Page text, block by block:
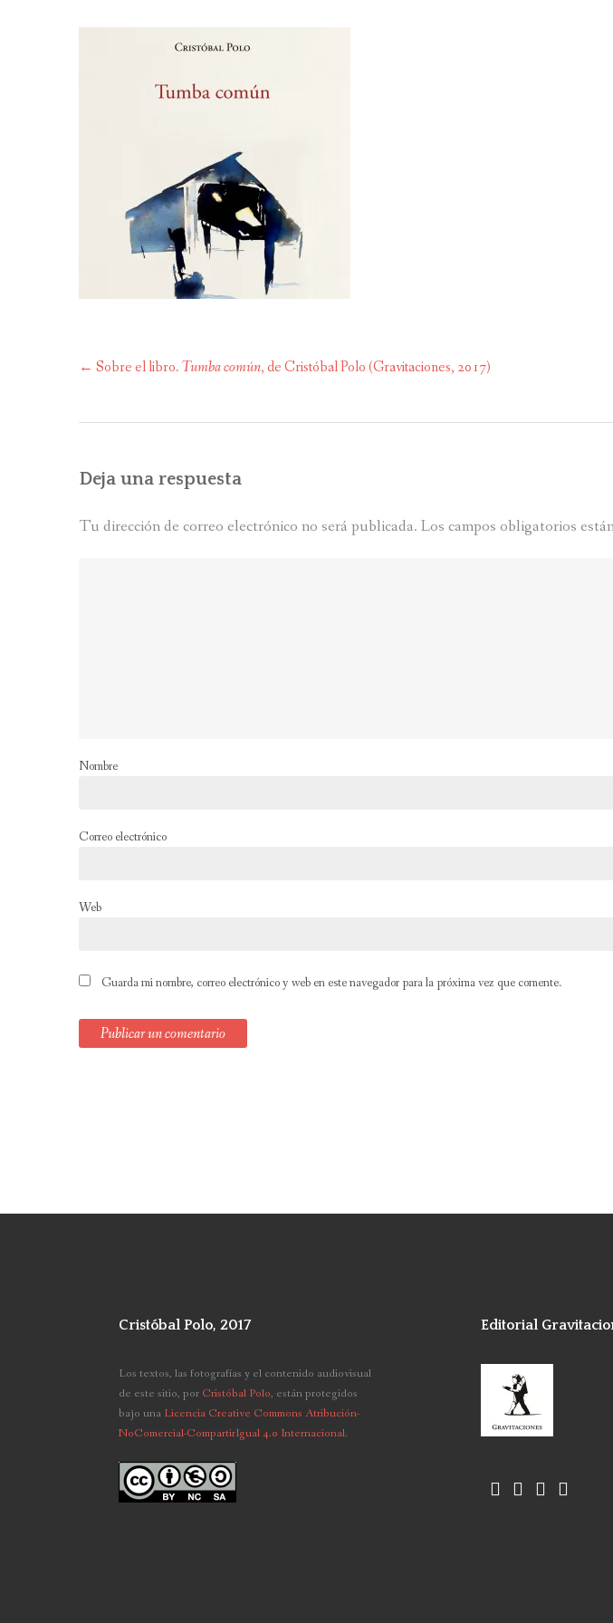
Navegación
← Sobre el libro.Tumba común, de Cristóbal Polo (Gravitaciones, 2017)
Deja una respuesta
Tu dirección de correo electrónico no será publicada. Los campos obligatorios
Nombre
Correo electrónico
Web
Guarda mi nombre, correo electrónico y web en este navegador para la próxima vez que comente.
Cristóbal Polo, 2017
Los textos, las fotografías y el contenido audiovisual
de este sitio, por Cristóbal Polo, están protegidos
bajo una Licencia Creative Commons Atribución-
NoComercial-CompartirIgual 4.0 Internacional.
Editorial